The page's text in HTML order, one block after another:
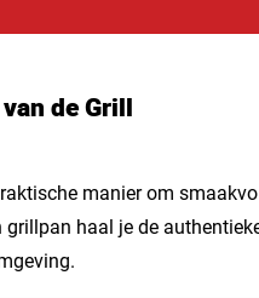
de Grill
manier om
haal je de